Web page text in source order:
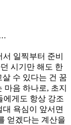
일찍부터 준비
시기만 해도 한
수 있다는 건 꿈
마음 하나로, 초지
에게도 항상 강조
욕심이 앞서면
얻겠다는 계산을